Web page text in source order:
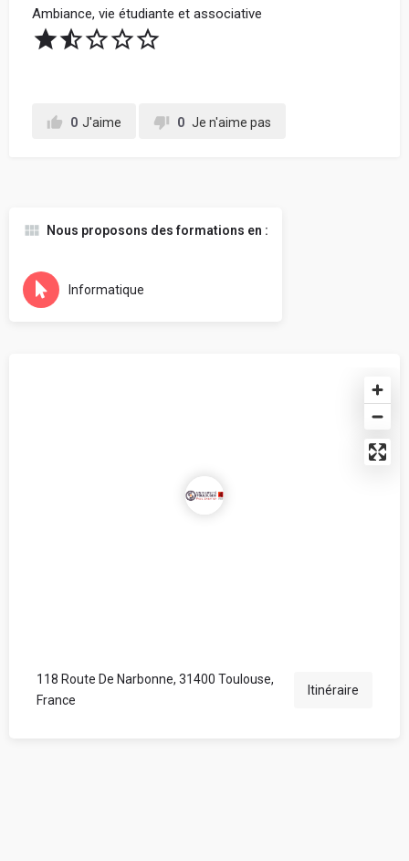
Ambiance, vie étudiante et associative
0 J'aime 0 Je n'aime pas
Nous proposons des formations en :
Informatique
118 Route De Narbonne, 31400 Toulouse,
France
Itinéraire